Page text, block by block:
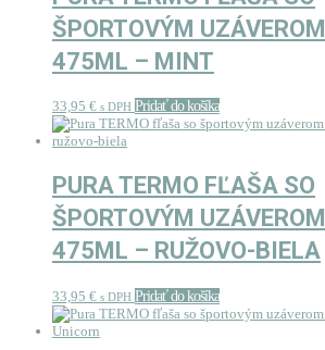
ŠPORTOVÝM UZÁVEROM
475ML – MINT
33,95 € s DPH Pridať do košíka
PURA TERMO FĽAŠA SO
ŠPORTOVÝM UZÁVEROM
475ML – RUŽOVO-BIELA
33,95 € s DPH Pridať do košíka